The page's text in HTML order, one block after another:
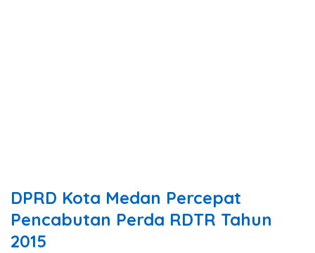
DPRD Kota Medan Percepat
Pencabutan Perda RDTR Tahun
2015